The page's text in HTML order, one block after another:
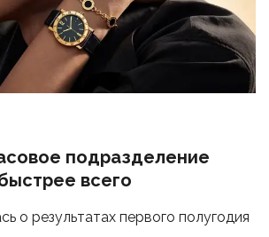
подразделение
всего
о результатах первого полугодия